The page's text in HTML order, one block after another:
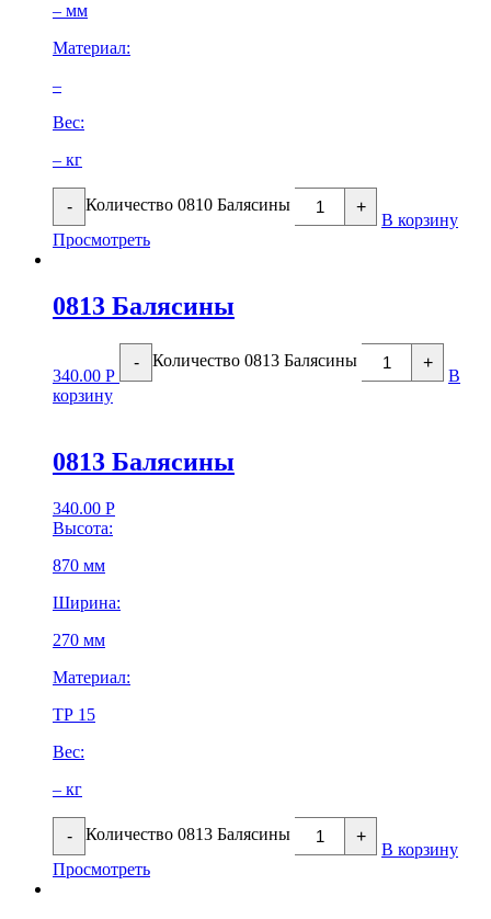
– мм
Материал:
–
Вес:
– кг
- Количество 0810 Балясины +
В корзину
Просмотреть
0813 Балясины
340.00 Р
- Количество 0813 Балясины +
В
корзину
0813 Балясины
340.00 Р
Высота:
870 мм
Ширина:
270 мм
Материал:
ТР 15
Вес:
– кг
- Количество 0813 Балясины +
В корзину
Просмотреть